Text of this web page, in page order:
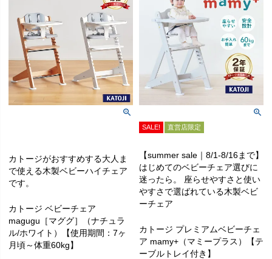
カトージがおすすめする大人ま
で使える木製ベビーハイチェア
です。
カトージ ベビーチェア
magugu［マググ］（ナチュラ
ル/ホワイト）【使用期間：7ヶ
月頃～体重60kg】
SALE! 直営店限定
【summer sale｜8/1-8/16まで】
はじめてのベビーチェア選びに
迷ったら。 座らせやすさと使い
やすさで選ばれている木製ベビ
ーチェア
カトージ プレミアムベビーチェ
ア mamy+（マミープラス）【テ
ーブルトレイ付き】